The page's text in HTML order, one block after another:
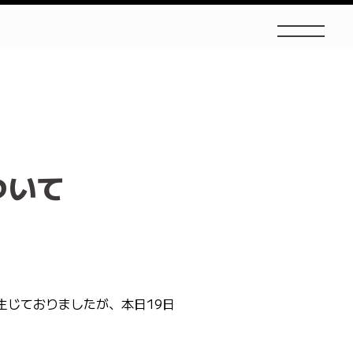
て
ておりましたが、本日19日